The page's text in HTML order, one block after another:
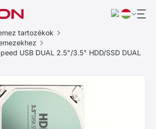
tartozékok
USB DUAL 2.5"/3.5" HDD/SSD DUAL